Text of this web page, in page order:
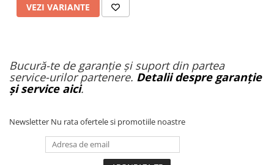
VEZI VARIANTE
Bucură-te de garanție și suport din partea
service-urilor partenere. Detalii despre garanție
și service aici.
Newsletter Nu rata ofertele si promotiile noastre